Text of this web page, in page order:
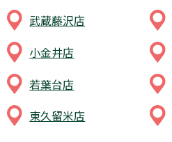
武蔵藤沢店
小金井店
若葉台店
東久留米店